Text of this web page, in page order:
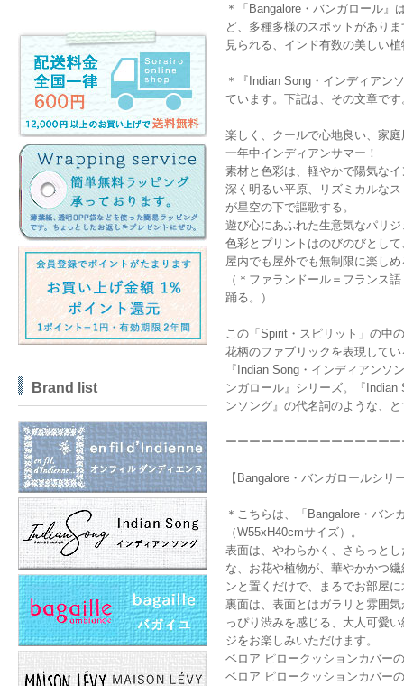
＊「Bangalore・バンガロール
ど、多種多様のスポットがあり
見られる、インド有数の美しい
＊『Indian Song・インディアン
ています。下記は、その文章です
楽しく、クールで心地良い、家
一年中インディアンサマー！
素材と色彩は、軽やかで陽気な
深く明るい平原、リズミカルな
が星空の下で謳歌する。
遊び心にあふれた生意気なパリ
色彩とプリントはのびのびとし
屋内でも屋外でも無制限に楽し
（＊ファランドール＝フランス
踊る。）
この「Spirit・スピリット」の中
花柄のファブリックを表現して
『Indian Song・インディアン
ンガロール』シリーズ。『
ンソング』の代名詞のような、
ーーーーーーーーーーーーーー
【Bangalore・バンガロールシリ
＊こちらは、「Bangalore・バ
（W55xH40cmサイズ）。
表面は、やわらかく、さらっと
な、お花や植物が、華やかかつ
ンと置くだけで、まるでお部屋
裏面は、表面とはガラリと雰囲
っぴり渋みを感じる、大人可愛
ジをお楽しみいただけます。
ベロア ピロークッションカバー
ベロア ピロークッションカバー
Brand list